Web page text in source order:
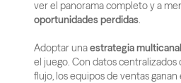
oportunidades perdidas.
Adoptar una estrategia multicanal
el juego. Con datos
flujo, los equipos de ventas ganan